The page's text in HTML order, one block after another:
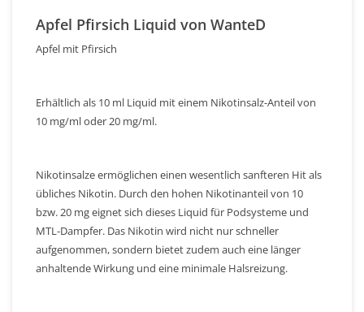
Apfel Pfirsich Liquid von WanteD
Apfel mit Pfirsich
Erhältlich als 10 ml Liquid mit einem Nikotinsalz-Anteil von
10 mg/ml oder 20 mg/ml.
Nikotinsalze ermöglichen einen wesentlich sanfteren Hit als
übliches Nikotin. Durch den hohen Nikotinanteil von 10
bzw. 20 mg eignet sich dieses Liquid für Podsysteme und
MTL-Dampfer. Das Nikotin wird nicht nur schneller
aufgenommen, sondern bietet zudem auch eine länger
anhaltende Wirkung und eine minimale Halsreizung.